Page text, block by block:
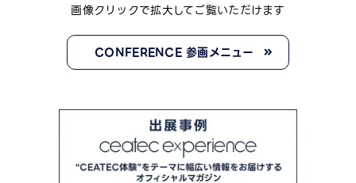
画像クリックで拡大してご覧いただけます
CONFERENCE 参画メニュー